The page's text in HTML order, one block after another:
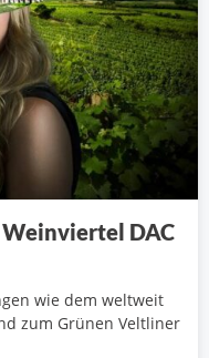
DAC
wie dem weltweit
zum Grünen Veltliner